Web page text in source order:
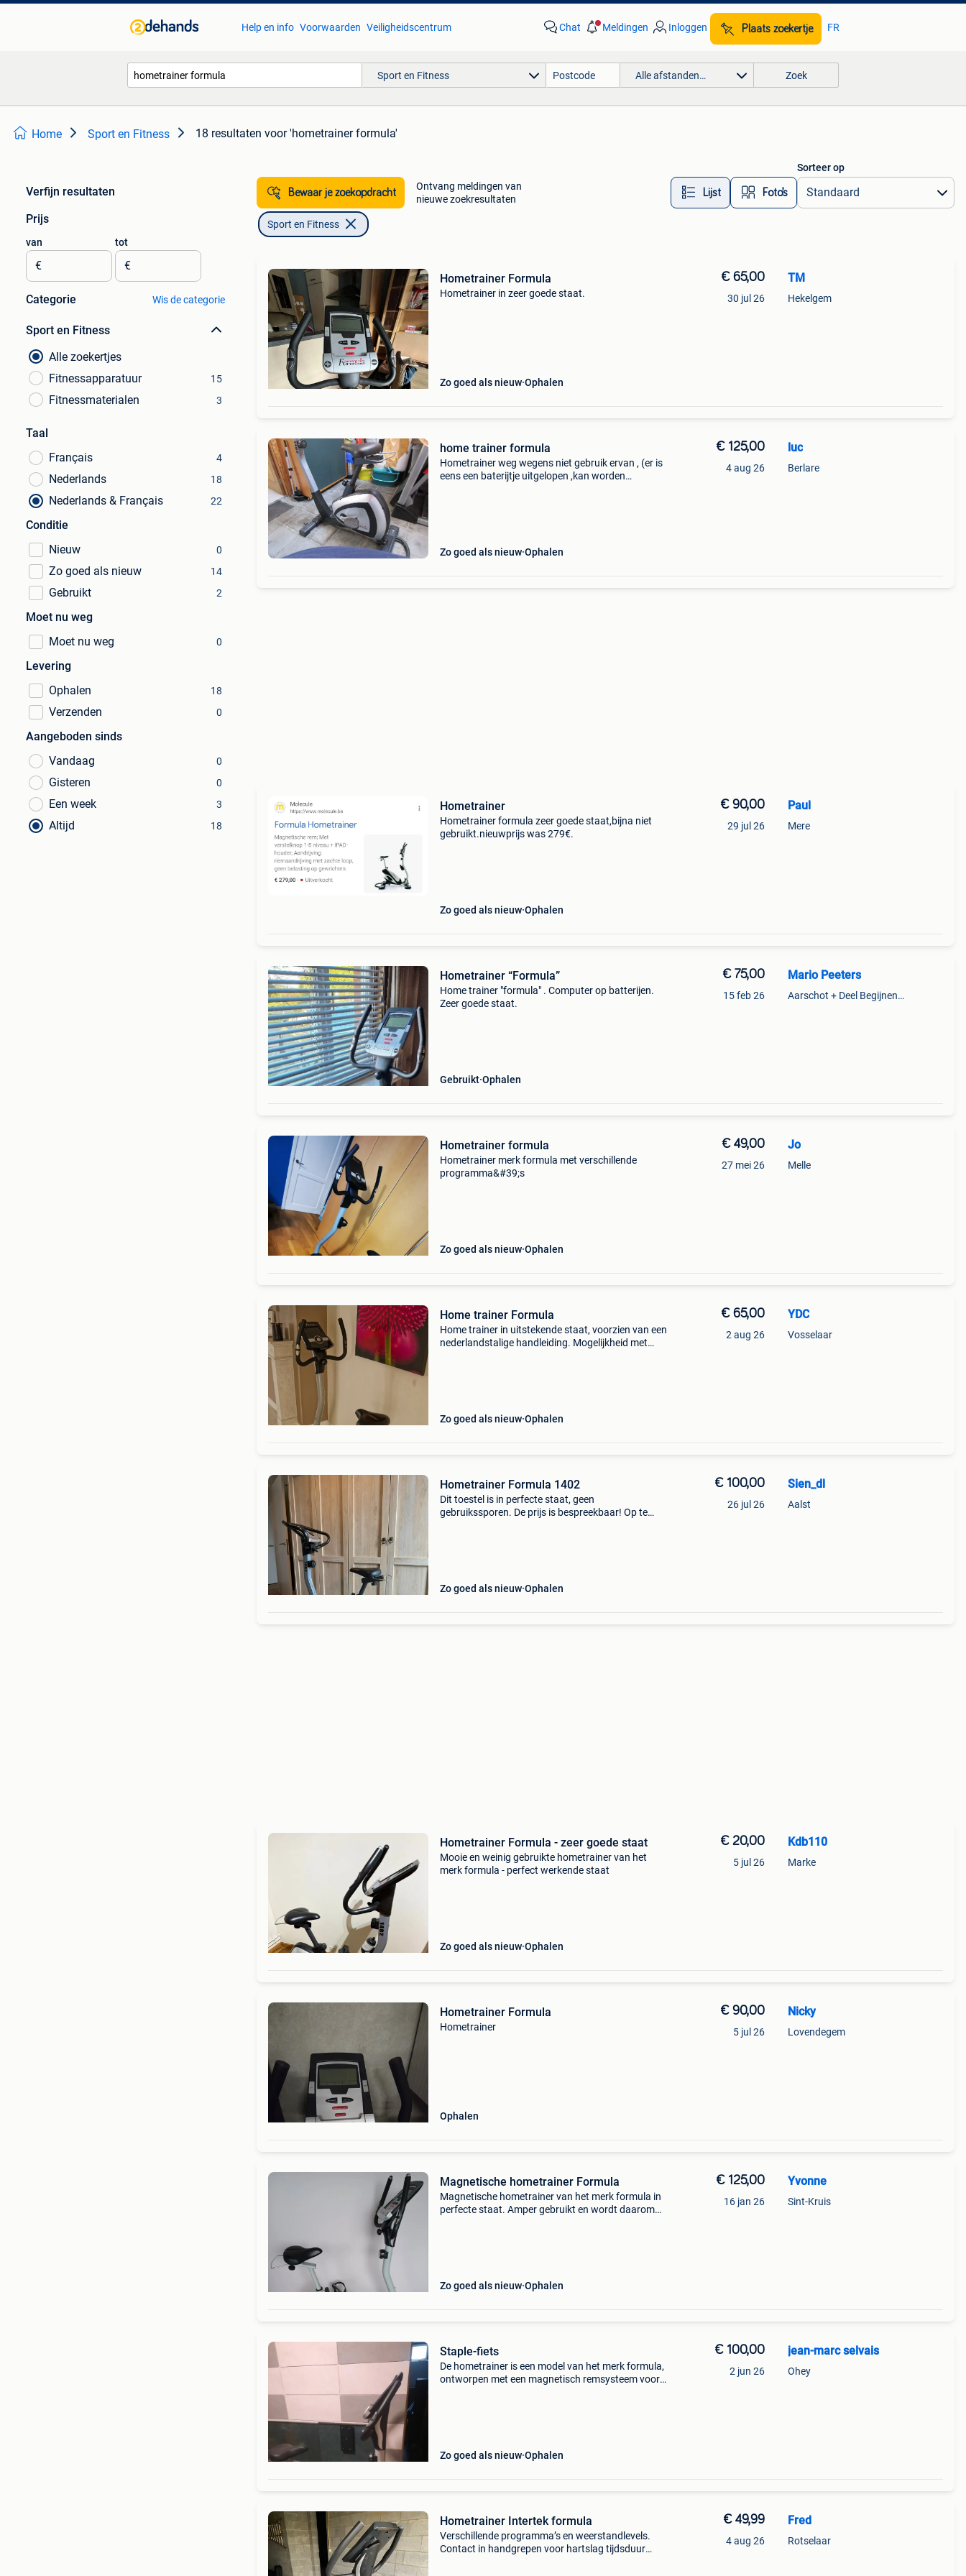
Help en info Voorwaarden Veiligheidscentrum Chat Meldingen Inloggen Plaats zoekertje FR
Sport en Fitness Alle afstanden… Zoek
Home Sport en Fitness 18 resultaten voor 'hometrainer formula'
Verfijn resultaten
Prijs
van
€
tot
€
Categorie Wis de categorie
Sport en Fitness
Alle zoekertjes
Fitnessapparatuur
15
Fitnessmaterialen 3
Taal
Français
4
Nederlands 18
Nederlands & Français 22
Conditie
Nieuw
0
Zo goed als nieuw 14
Gebruikt 2
Moet nu weg
Moet nu weg
0
Levering
Ophalen
18
Verzenden 0
Aangeboden sinds
Vandaag
0
Gisteren 0
Een week 3
Altijd 18
Bewaar je zoekopdracht
Ontvang meldingen van
nieuwe zoekresultaten
Lijst Foto’s
Sorteer op
Sport en Fitness
Hometrainer Formula
Hometrainer in zeer goede staat.
Zo goed als nieuw Ophalen
€ 65,00
30 jul 26
TM
Hekelgem
home trainer formula
Hometrainer weg wegens niet gebruik ervan , (er is
eens een baterijtje uitgelopen ,kan worden
Zo goed als nieuw Ophalen
€ 125,00
4 aug 26
luc
Berlare
Hometrainer
Hometrainer formula zeer goede staat,bijna niet
gebruikt.nieuwprijs was 279€.
Zo goed als nieuw Ophalen
€ 90,00
29 jul 26
Paul
Mere
Hometrainer “Formula”
Home trainer "formula" . Computer op batterijen.
Zeer goede staat.
Gebruikt Ophalen
€ 75,00
15 feb 26
Mario Peeters
Aarschot + Deel Begijnendijk
Hometrainer formula
Hometrainer merk formula met verschillende
programma&#39;s
Zo goed als nieuw Ophalen
€ 49,00
27 mei 26
Jo
Melle
Home trainer Formula
Home trainer in uitstekende staat, voorzien van een
nederlandstalige handleiding. Mogelijkheid met
Zo goed als nieuw Ophalen
€ 65,00
2 aug 26
YDC
Vosselaar
Hometrainer Formula 1402
Dit toestel is in perfecte staat, geen
gebruikssporen. De prijs is bespreekbaar! Op te
Zo goed als nieuw Ophalen
€ 100,00
26 jul 26
Sien_dl
Aalst
Hometrainer Formula - zeer goede staat
Mooie en weinig gebruikte hometrainer van het
merk formula - perfect werkende staat
Zo goed als nieuw Ophalen
€ 20,00
5 jul 26
Kdb110
Marke
Hometrainer Formula
Hometrainer
Ophalen
€ 90,00
5 jul 26
Nicky
Lovendegem
Magnetische hometrainer Formula
Magnetische hometrainer van het merk formula in
perfecte staat. Amper gebruikt en wordt daarom
Zo goed als nieuw Ophalen
€ 125,00
16 jan 26
Yvonne
Sint-Kruis
Staple-fiets
De hometrainer is een model van het merk formula,
ontworpen met een magnetisch remsysteem voor
Zo goed als nieuw Ophalen
€ 100,00
2 jun 26
jean-marc selvais
Ohey
Hometrainer Intertek formula
Verschillende programma’s en weerstandlevels.
Contact in handgrepen voor hartslag tijdsduur
€ 49,99
4 aug 26
Fred
Rotselaar